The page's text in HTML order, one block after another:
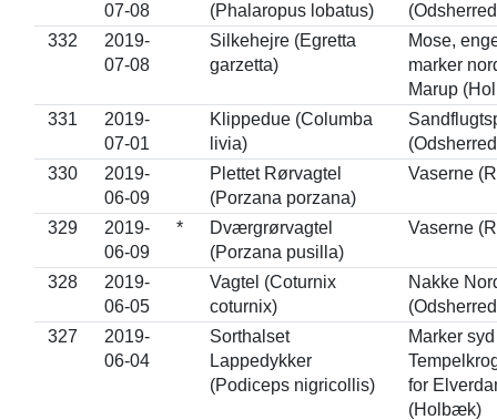
07-08
(Phalaropus lobatus)
332
2019-
07-08
Silkehejre (Egretta
garzetta)
Mose,
marker
Marup
331
2019-
07-01
Klippedue (Columba
livia)
330
2019-
06-09
Plettet Rørvagtel
(Porzana porzana)
Vaserne
329
2019-
06-09
*
Dværgrørvagtel
(Porzana pusilla)
Vaserne
328
2019-
06-05
Vagtel (Coturnix
coturnix)
Nakke
327
2019-
06-04
Sorthalset
Lappedykker
(Podiceps nigricollis)
Marker
for
(Holbæk)